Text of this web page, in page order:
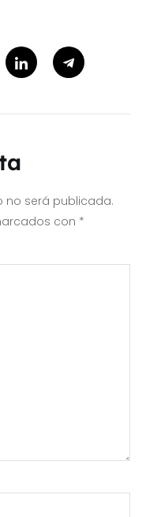
no será publicada.
con *